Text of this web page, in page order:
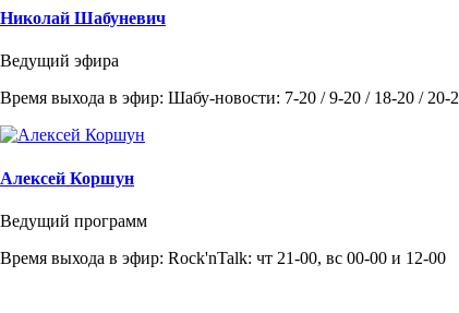
Николай Шабуневич
Ведущий эфира
Время выхода в эфир: Шабу-новости: 7-20 / 9-20 / 18-20 /
Алексей Коршун
Ведущий программ
Время выхода в эфир: Rock'nTalk: чт 21-00, вс 00-00 и 12-00